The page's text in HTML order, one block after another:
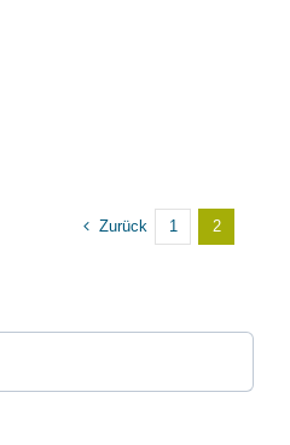
Zurück 1 2